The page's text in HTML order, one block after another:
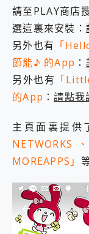
請至PLAY商店
選這裏來安裝：
另外也有 「
節能♪ 的App ：
另外也有 「
的App ：請點我
主頁面裏提供
MOREAPPS」